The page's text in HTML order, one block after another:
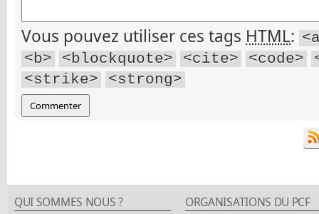
Vous pouvez utiliser ces tags HTML:
<b>
<blockquote> <cite> <code>
<strike>
<strong>
QUI SOMMES NOUS ? ORGANISATIONS DU PCF